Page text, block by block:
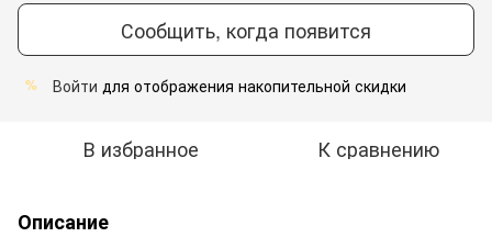
Сообщить, когда появится
% Войти для отображения накопительной скидки
В избранное К сравнению
Описание